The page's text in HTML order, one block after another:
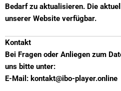
Bedarf zu aktualisieren. Die
unserer Website verfügbar.
Kontakt
Bei Fragen oder Anliegen zum
uns bitte unter:
E-Mail: kontakt@ibo-player.online